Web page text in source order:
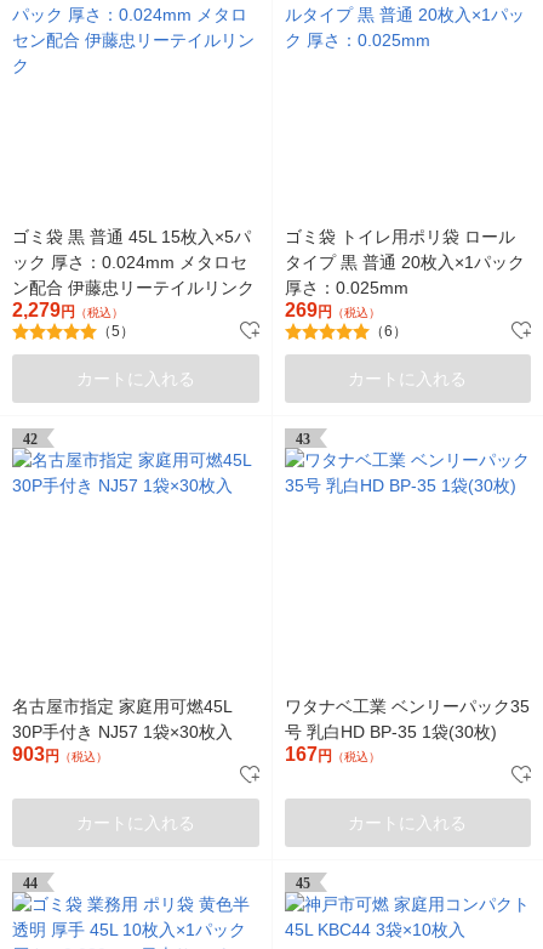
ゴミ袋 黒 普通 45L 15枚入×5パ
ック 厚さ：0.024mm メタロセ
ン配合 伊藤忠リーテイルリンク
2,279円 （税込）
（5）
カートに入れる
ゴミ袋 トイレ用ポリ袋 ロール
タイプ 黒 普通 20枚入×1パック
厚さ：0.025mm
269円 （税込）
（6）
カートに入れる
42
名古屋市指定 家庭用可燃45L
30P手付き NJ57 1袋×30枚入
903円 （税込）
カートに入れる
43
ワタナベ工業 ベンリーパック35
号 乳白HD BP-35 1袋(30枚)
167円 （税込）
カートに入れる
44 45